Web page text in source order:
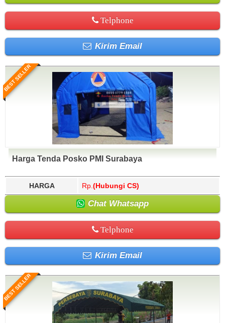
Telphone
Kirim Email
BEST SELLER
Harga Tenda Posko PMI Surabaya
HARGA Rp. (Hubungi CS)
Chat Whatsapp
Telphone
Kirim Email
BEST SELLER